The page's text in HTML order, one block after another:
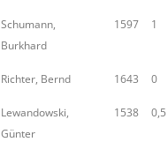
Schumann,
Burkhard
1597 1
Richter, Bernd 1643 0
Lewandowski,
Günter
1538 0,5